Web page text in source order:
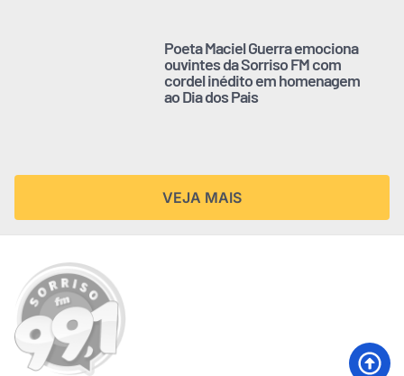
Poeta Maciel Guerra emociona
ouvintes da Sorriso FM com
cordel inédito em homenagem
ao Dia dos Pais
VEJA MAIS